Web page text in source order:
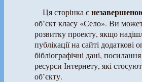
Ця сторінка є
об’єкт класу «Село». Ви
розвитку проекту, якщо
публікації на сайті додаткові
бібліографічні дані,
ресурси Інтернету, які
об’єкту.